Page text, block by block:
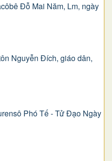
Ðỗ Mai Năm, Lm, ngày
Nguyễn Ðích, giáo dân,
Phó Tế - Tử Đạo Ngày